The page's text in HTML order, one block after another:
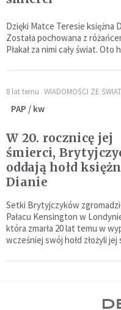
Dzięki Matce Teresie księżna
Została pochowana z
Płakał za nimi cały świat.
8 lat temu WIADOMOŚCI ZE
PAP / kw
W 20. rocznicę jej
śmierci,
oddają hołd
Dianie
Setki Brytyjczyków
Pałacu Kensington w
która zmarła 20 lat temu w
wcześniej swój hołd złożyli